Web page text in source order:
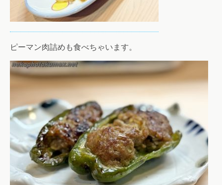
ピーマン肉詰めも食べちゃいます。